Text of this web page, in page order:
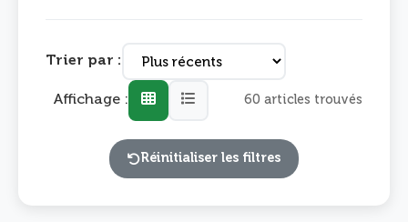
Trier par :
Affichage : 60 articles trouvés
Réinitialiser les filtres